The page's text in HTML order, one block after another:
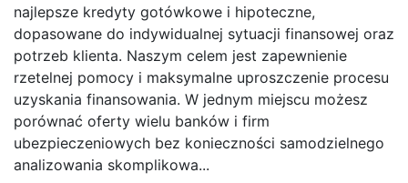
najlepsze kredyty gotówkowe i hipoteczne,
dopasowane do indywidualnej sytuacji finansowej oraz
potrzeb klienta. Naszym celem jest zapewnienie
rzetelnej pomocy i maksymalne uproszczenie procesu
uzyskania finansowania. W jednym miejscu możesz
porównać oferty wielu banków i firm
ubezpieczeniowych bez konieczności samodzielnego
analizowania skomplikowa...